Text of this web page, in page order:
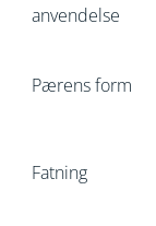
anvendelse
Pærens form
Fatning